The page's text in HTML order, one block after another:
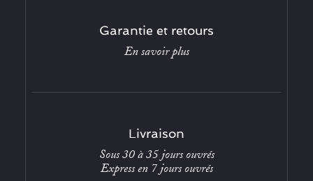
Garantie et retours
En savoir plus
Livraison
Sous 30 à 35 jours ouvrés
Express en 7 jours ouvrés